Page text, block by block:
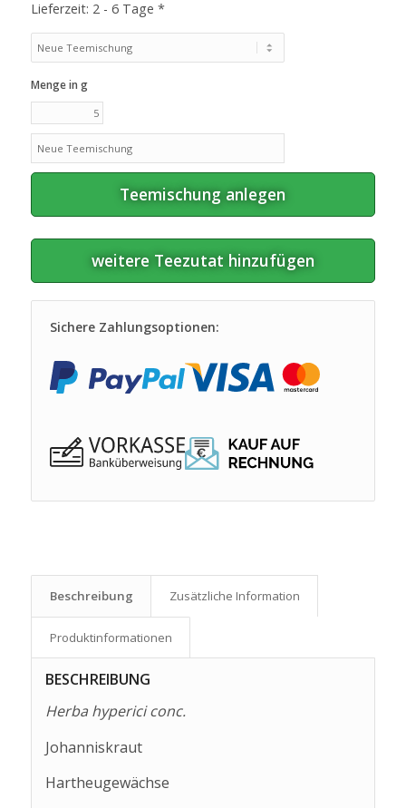
Lieferzeit: 2 - 6 Tage *
Menge in g
Teemischung anlegen
weitere Teezutat hinzufügen
Sichere Zahlungsoptionen:
Beschreibung Zusätzliche Information
Produkt­informationen
BESCHREIBUNG
Herba hyperici conc.
Johanniskraut
Hartheugewächse